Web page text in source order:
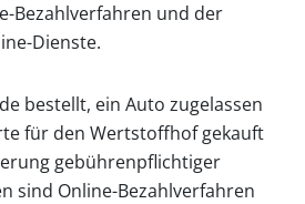
Bezahlverfahren und der
Dienste.
bestellt, ein Auto zugelassen
für den Wertstoffhof gekauft
gebührenpflichtiger
sind Online-Bezahlverfahren